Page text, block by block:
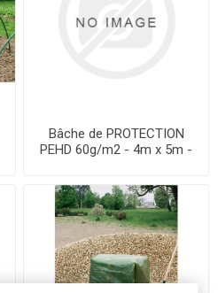
Bâche de PROTECTION
PEHD 60g/m2 - 4m x 5m -